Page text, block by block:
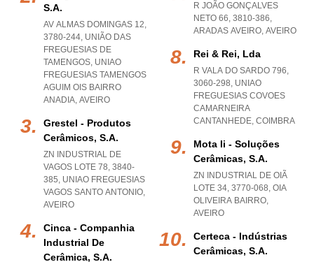
S.a.
AV ALMAS DOMINGAS 12,
3780-244, UNIÃO DAS
FREGUESIAS DE
TAMENGOS, UNIAO
FREGUESIAS TAMENGOS
AGUIM OIS BAIRRO
ANADIA, AVEIRO
Grestel - Produtos
Cerâmicos, S.a.
ZN INDUSTRIAL DE
VAGOS LOTE 78, 3840-
385, UNIAO FREGUESIAS
VAGOS SANTO ANTONIO,
AVEIRO
Cinca - Companhia
Industrial De
Cerâmica, S.a.
R JOÃO GONÇALVES
NETO 66, 3810-386,
ARADAS AVEIRO, AVEIRO
Rei & Rei, Lda
R VALA DO SARDO 796,
3060-298, UNIAO
FREGUESIAS COVOES
CAMARNEIRA
CANTANHEDE, COIMBRA
Mota Ii - Soluções
Cerâmicas, S.a.
ZN INDUSTRIAL DE OIÃ
LOTE 34, 3770-068, OIA
OLIVEIRA BAIRRO,
AVEIRO
Certeca - Indústrias
Cerâmicas, S.a.